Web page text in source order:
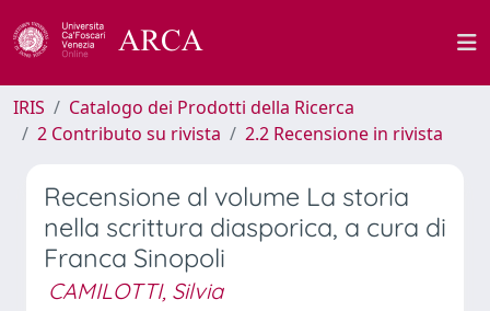
IRIS
Catalogo dei Prodotti della Ricerca
2 Contributo su rivista
2.2 Recensione in rivista
Recensione al volume La storia
nella scrittura diasporica, a cura di
Franca Sinopoli
CAMILOTTI, Silvia